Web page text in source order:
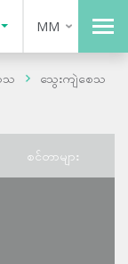
MM
သွေးကျဲစေသ
စင်တာများ